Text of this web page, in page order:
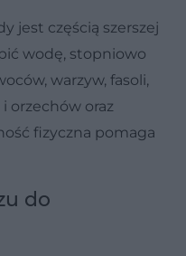
jest częścią szerszej
wodę, stopniowo
warzyw, fasoli,
orzechów oraz
fizyczna pomaga
do